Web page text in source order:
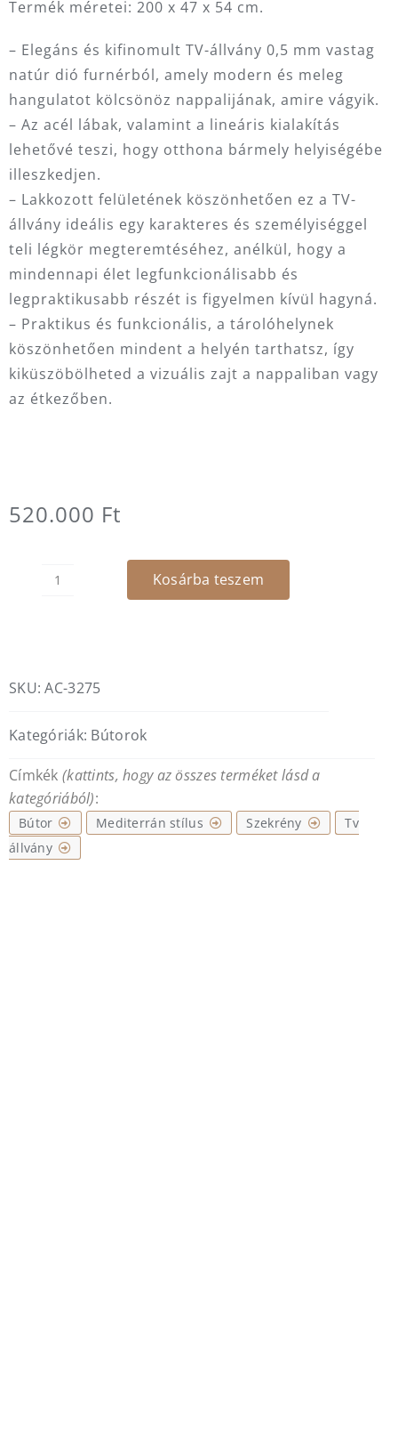
Termék méretei: 200 x 47 x 54 cm.
– Elegáns és kifinomult TV-állvány 0,5 mm vastag
natúr dió furnérból, amely modern és meleg
hangulatot kölcsönöz nappalijának, amire vágyik.
– Az acél lábak, valamint a lineáris kialakítás
lehetővé teszi, hogy otthona bármely helyiségébe
illeszkedjen.
– Lakkozott felületének köszönhetően ez a TV-
állvány ideális egy karakteres és személyiséggel
teli légkör megteremtéséhez, anélkül, hogy a
mindennapi élet legfunkcionálisabb és
legpraktikusabb részét is figyelmen kívül hagyná.
– Praktikus és funkcionális, a tárolóhelynek
köszönhetően mindent a helyén tarthatsz, így
kiküszöbölheted a vizuális zajt a nappaliban vagy
az étkezőben.
520.000 Ft
Armonia
szekrény
bézs,
acél
és
diófa
asztallap
Kosárba teszem
SKU:AC-3275
Kategóriák: Bútorok
Címkék (kattints, hogy az összes terméket lásd a
kategóriából):
Bútor Mediterrán stílus Szekrény
Tv
állvány